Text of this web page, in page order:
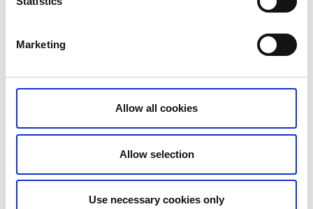
Marketing
Allow all cookies
Allow selection
Use necessary cookies only
Åsa Dahlgren